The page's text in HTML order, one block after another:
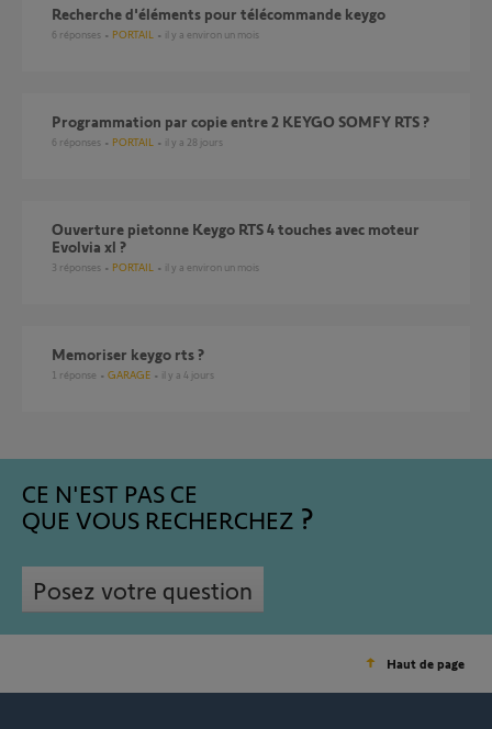
Recherche d'éléments pour télécommande keygo
6 réponses PORTAIL il y a environ un mois
Programmation par copie entre 2 KEYGO SOMFY RTS ?
6 réponses PORTAIL il y a 28 jours
Ouverture pietonne Keygo RTS 4 touches avec moteur
Evolvia xl ?
3 réponses PORTAIL il y a environ un mois
Memoriser keygo rts ?
1 réponse GARAGE il y a 4 jours
CE N'EST PAS CE
QUE VOUS RECHERCHEZ
Posez votre question
Haut de page